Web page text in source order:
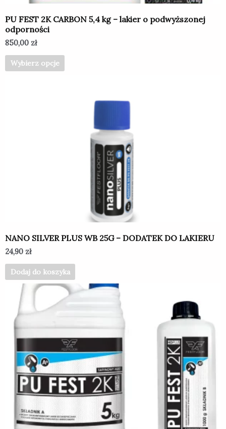
PU FEST 2K CARBON 5,4 kg – lakier o podwyższonej
odporności
850,00 zł
Wybierz opcje
NANO SILVER PLUS WB 25G – DODATEK DO LAKIERU
24,90 zł
Dodaj do koszyka
produkt
ma
Opcje
można
wybrać
stronie